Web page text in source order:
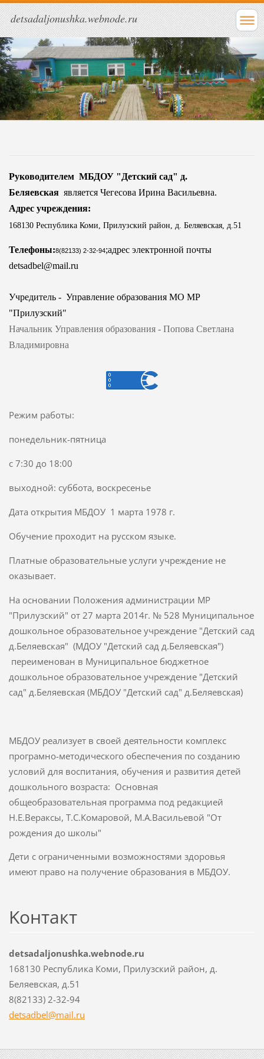
detsadaljonushka.webnode.ru
Руководителем МБДОУ "Детский сад" д.
Беляевская является Чегесова Ирина Васильевна.
Адрес учреждения:
168130 Республика Коми, Прилузский район, д. Беляевская, д.51
Телефоны:8(82133) 2-32-94;адрес электронной почты
detsadbel@mail.ru
Учредитель - Управление образования МО МР
"Прилузский"
Начальник Управления образования - Попова Светлана
Владимировна
Режим работы:
понедельник-пятница
с 7:30 до 18:00
выходной: суббота, воскресенье
Дата открытия МБДОУ 1 марта 1978 г.
Обучение проходит на русском языке.
Платные образовательные услуги учреждение не
оказывает.
На основании Положения администрации МР
"Прилузский" от 27 марта 2014г. № 528 Муниципальное
дошкольное образовательное учреждение "Детский сад
д.Беляевская" (МДОУ "Детский сад д.Беляевская")
переименован в Муниципальное бюджетное
дошкольное образовательное учреждение "Детский
сад" д.Беляевская (МБДОУ "Детский сад" д.Беляевская)
МБДОУ реализует в своей деятельности комплекс
програмно-методического обеспечения по созданию
условий для воспитания, обучения и развития детей
дошкольного возраста: Основная
общеобразовательная программа под редакцией
Н.Е.Вераксы, Т.С.Комаровой, М.А.Васильевой "От
рождения до школы"
Дети с ограниченными возможностями здоровья
имеют право на получение образования в МБДОУ.
Koнтакт
detsadaljonushka.webnode.ru
168130 Республика Коми, Прилузский район, д.
Беляевская, д.51
8(82133) 2-32-94
detsadbel@mail.ru